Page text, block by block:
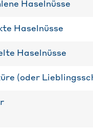
Haselnüsse
Haselnüsse
Haselnüsse
(oder